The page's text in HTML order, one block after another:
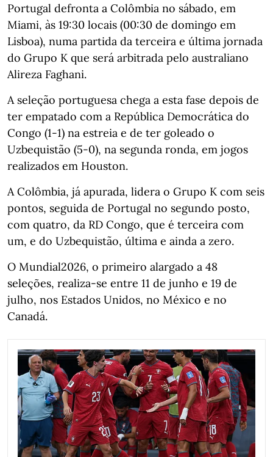
Portugal defronta a Colômbia no sábado, em
Miami, às 19:30 locais (00:30 de domingo em
Lisboa), numa partida da terceira e última jornada
do Grupo K que será arbitrada pelo australiano
Alireza Faghani.
A seleção portuguesa chega a esta fase depois de
ter empatado com a República Democrática do
Congo (1-1) na estreia e de ter goleado o
Uzbequistão (5-0), na segunda ronda, em jogos
realizados em Houston.
A Colômbia, já apurada, lidera o Grupo K com seis
pontos, seguida de Portugal no segundo posto,
com quatro, da RD Congo, que é terceira com
um, e do Uzbequistão, última e ainda a zero.
O Mundial2026, o primeiro alargado a 48
seleções, realiza-se entre 11 de junho e 19 de
julho, nos Estados Unidos, no México e no
Canadá.